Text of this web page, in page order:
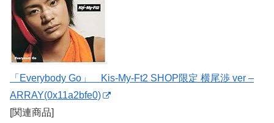
「Everybody Go」 Kis-My-Ft2 SHOP限定 横尾渉 ver –
ARRAY(0x11a2bfe0)
[関連商品]